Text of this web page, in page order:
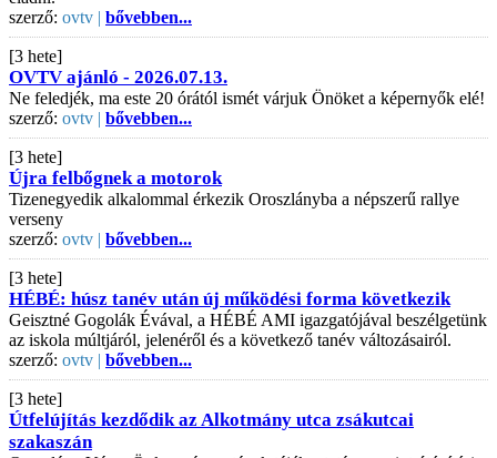
szerző: ovtv | bővebben...
[3 hete]
OVTV ajánló - 2026.07.13.
Ne feledjék, ma este 20 órától ismét várjuk Önöket a képernyők elé!
szerző: ovtv | bővebben...
[3 hete]
Újra felbőgnek a motorok
Tizenegyedik alkalommal érkezik Oroszlányba a népszerű rallye
verseny
szerző: ovtv | bővebben...
[3 hete]
HÉBÉ: húsz tanév után új működési forma következik
Geisztné Gogolák Évával, a HÉBÉ AMI igazgatójával beszélgetünk
az iskola múltjáról, jelenéről és a következő tanév változásairól.
szerző: ovtv | bővebben...
[3 hete]
Útfelújítás kezdődik az Alkotmány utca zsákutcai
szakaszán